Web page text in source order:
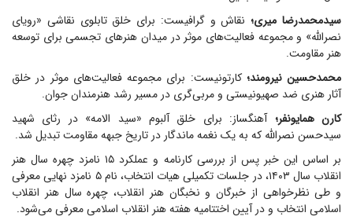
سیدمحمدرضا میری؛ نقاش و گرافیست: برای خلق تابلوی نقاشی «رویای
نصرالله» و مجموعه فعالیت‌های موثر در میدان هنر‌های تجسمی برای توسعه
هنر مقاومت.
محمدحسین نیرومند؛ کارتونیست: برای مجموعه فعالیت‌های موثر در خلق
آثار هنری ضد صهیونیستی و مربی‌گری در مسیر رشد هنرمندان جوان.
کارن همایونفر؛ آهنگساز: برای خلق آلبوم «سید الامه» در رثای شهید
سیدحسن نصرالله که به یک نغمه ماندگار در تاریخ جبهه مقاومت تبدیل شد.
بر اساس این خبر پس از بررسی کارنامه و عملکرد ۱۵ نامزد چهره سال هنر
انقلاب سال ۱۴۰۳، در جلسات تکمیلی هیات انتخاب، نام ۵ نامزد نهایی معرفی
و طی نظرخواهی از خبرگان و نخبگان هنر انقلاب، چهره سال هنر انقلاب
اسلامی انتخاب و در آیین اختتامیه هفته هنر انقلاب اسلامی معرفی می‌شود.